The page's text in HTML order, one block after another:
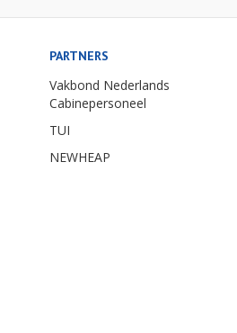
PARTNERS
Vakbond Nederlands
Cabinepersoneel
TUI
NEWHEAP